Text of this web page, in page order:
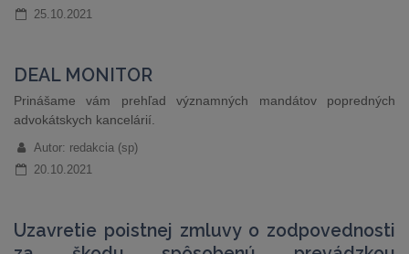
25.10.2021
DEAL MONITOR
Prinášame vám prehľad významných mandátov popredných
advokátskych kancelárií.
Autor: redakcia (sp)
20.10.2021
Uzavretie poistnej zmluvy o zodpovednosti